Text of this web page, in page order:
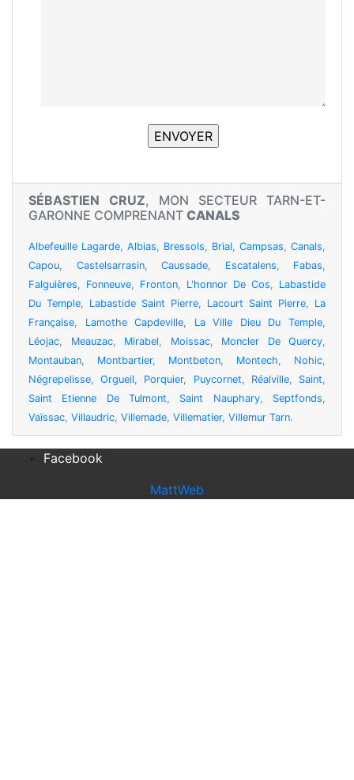
SÉBASTIEN CRUZ, MON SECTEUR TARN-ET-
GARONNE COMPRENANT CANALS
Albefeuille Lagarde, Albias, Bressols, Brial, Campsas, Canals,
Capou, Castelsarrasin, Caussade, Escatalens, Fabas,
Falguières, Fonneuve, Fronton, L'honnor De Cos, Labastide
Du Temple, Labastide Saint Pierre, Lacourt Saint Pierre, La
Française, Lamothe Capdeville, La Ville Dieu Du Temple,
Léojac, Meauzac, Mirabel, Moissac, Moncler De Quercy,
Montauban, Montbartier, Montbeton, Montech, Nohic,
Négrepelisse,Orgueil, Porquier, Puycornet, Réalville, Saint,
Saint Etienne De Tulmont, Saint Nauphary, Septfonds,
Vaïssac, Villaudric, Villemade, Villematier, Villemur Tarn.
Facebook
MattWeb